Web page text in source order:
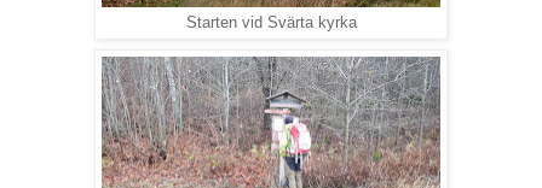
Starten vid Svärta kyrka